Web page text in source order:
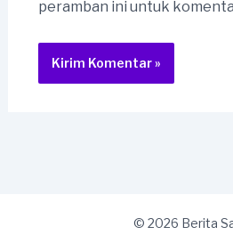
peramban ini untuk
© 2026 Berita